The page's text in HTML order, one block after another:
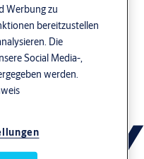
Werbung zu
bereitzustellen
Die
Social Media-,
werden.